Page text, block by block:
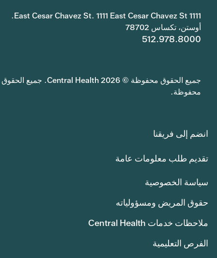
1111 East Cesar Chavez St. 1111 East Cesar Chavez St.
أوستن، تكساس 78702
512.978.8000
جميع الحقوق محفوظة © 2026 Central Health. جميع الحقوق
محفوظة.
انضم إلى فريقنا
تقديم طلب معلومات عامة
سياسة الخصوصية
حقوق المريض ومسؤولياته
ملاحظات خدمات Central Health
الفرص التعليمية